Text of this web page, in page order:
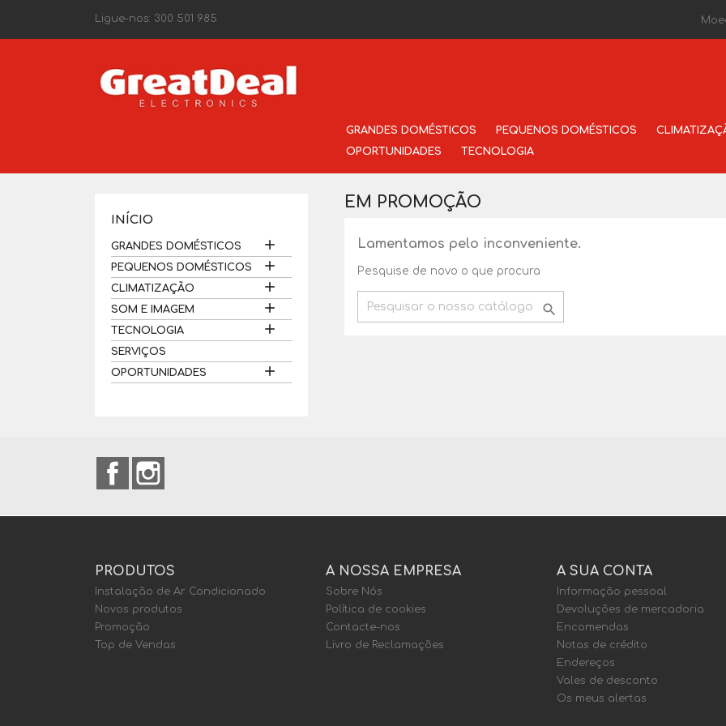
Ligue-nos: 300 501 985
GRANDES DOMÉSTICOS PEQUENOS DOMÉSTICOS
OPORTUNIDADES
TECNOLOGIA
INÍCIO
GRANDES DOMÉSTICOS 
PEQUENOS DOMÉSTICOS 
CLIMATIZAÇÃO 
SOM E IMAGEM 
TECNOLOGIA 
SERVIÇOS
OPORTUNIDADES

EM PROMOÇÃO
Lamentamos pelo inconveniente.
Pesquise de novo o que procura

Facebook
PRODUTOS
Instalação de Ar Condicionado
Novos produtos
Promoção
Top de Vendas
A NOSSA EMPRESA
Sobre Nós
Política de cookies
Contacte-nos
Livro de Reclamações
A SUA CONTA
Informação pessoal
Devoluções de mercadoria
Encomendas
Notas de crédito
Endereços
Vales de desconto
Os meus alertas